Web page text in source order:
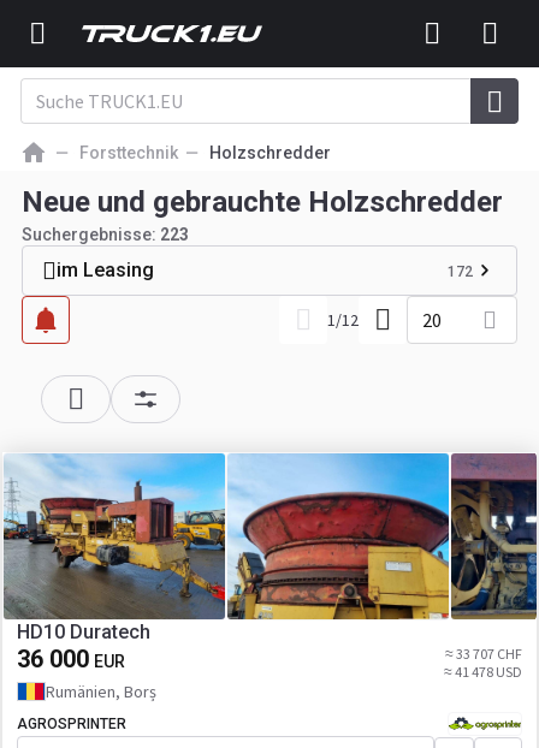
Forsttechnik Holzschredder
Neue und gebrauchte Holzschredder
Suchergebnisse: 223
im Leasing 172
1/12 20
HD10 Duratech
36 000 EUR
≈ 33 707 CHF
≈ 41 478 USD
Rumänien, Borș
AGROSPRINTER